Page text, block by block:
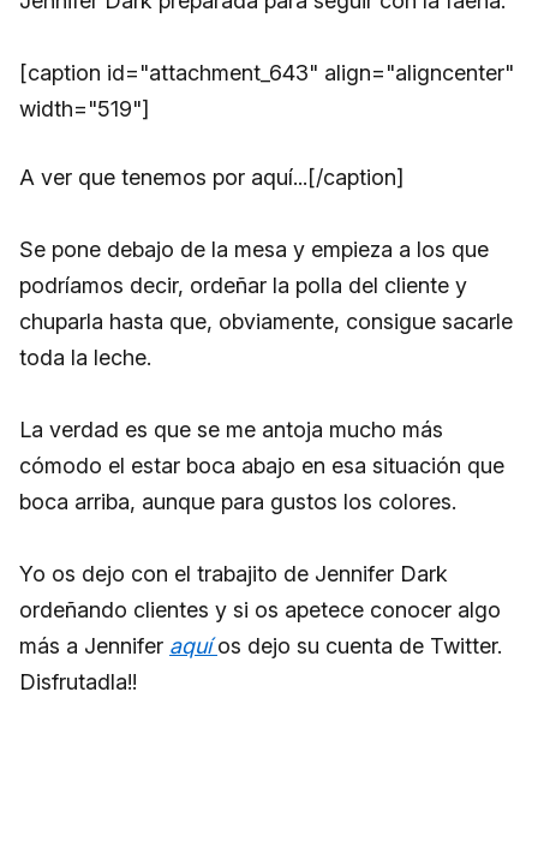
[caption id="attachment_643" align="aligncenter"
width="519"]
A ver que tenemos por aquí...[/caption]
Se pone debajo de la mesa y empieza a los que
podríamos decir, ordeñar la polla del cliente y
chuparla hasta que, obviamente, consigue sacarle
toda la leche.
La verdad es que se me antoja mucho más
cómodo el estar boca abajo en esa situación que
boca arriba, aunque para gustos los colores.
Yo os dejo con el trabajito de Jennifer Dark
ordeñando clientes y si os apetece conocer algo
más a Jennifer aquí os dejo su cuenta de Twitter.
Disfrutadla!!